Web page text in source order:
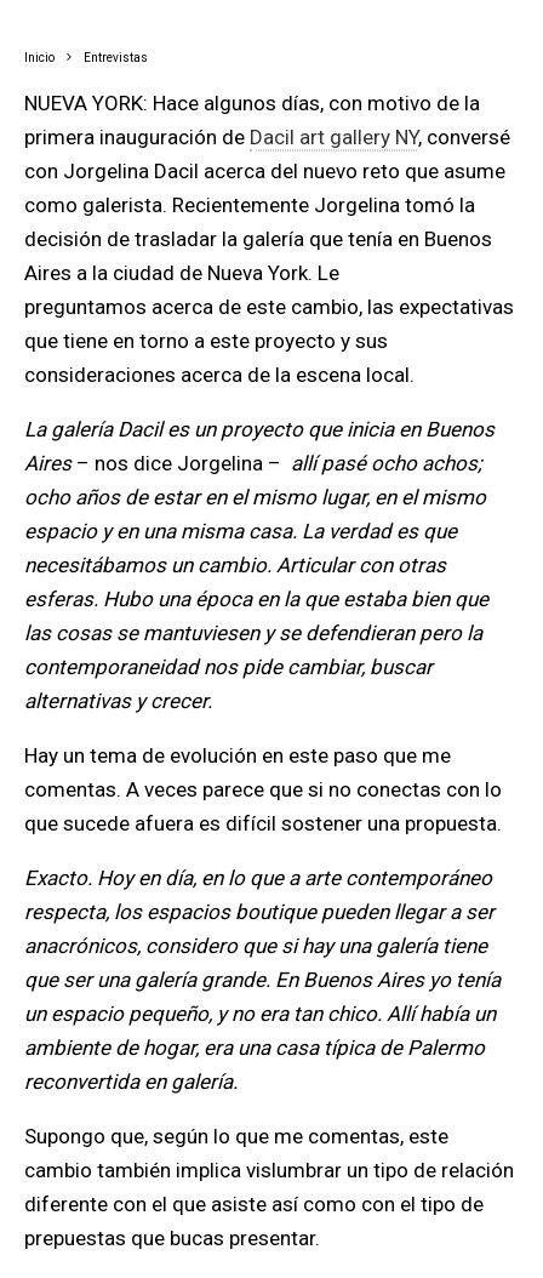
Inicio Entrevistas
NUEVA YORK: Hace algunos días, con motivo de la
primera inauguración de Dacil art gallery NY, conversé
con Jorgelina Dacil acerca del nuevo reto que asume
como galerista. Recientemente Jorgelina tomó la
decisión de trasladar la galería que tenía en Buenos
Aires a la ciudad de Nueva York. Le
preguntamos acerca de este cambio, las expectativas
que tiene en torno a este proyecto y sus
consideraciones acerca de la escena local.
La galería Dacil es un proyecto que inicia en Buenos
Aires– nos dice Jorgelina – allí pasé ocho achos;
ocho años de estar en el mismo lugar, en el mismo
espacio y en una misma casa. La verdad es que
necesitábamos un cambio. Articular con otras
esferas. Hubo una época en la que estaba bien que
las cosas se mantuviesen y se defendieran pero la
contemporaneidad nos pide cambiar, buscar
alternativas y crecer.
Hay un tema de evolución en este paso que me
comentas. A veces parece que si no conectas con lo
que sucede afuera es difícil sostener una propuesta.
Exacto. Hoy en día, en lo que a arte contemporáneo
respecta, los espacios boutique pueden llegar a ser
anacrónicos, considero que si hay una galería tiene
que ser una galería grande. En Buenos Aires yo tenía
un espacio pequeño, y no era tan chico. Allí había un
ambiente de hogar, era una casa típica de Palermo
reconvertida en galería.
Supongo que, según lo que me comentas, este
cambio también implica vislumbrar un tipo de relación
diferente con el que asiste así como con el tipo de
prepuestas que bucas presentar.